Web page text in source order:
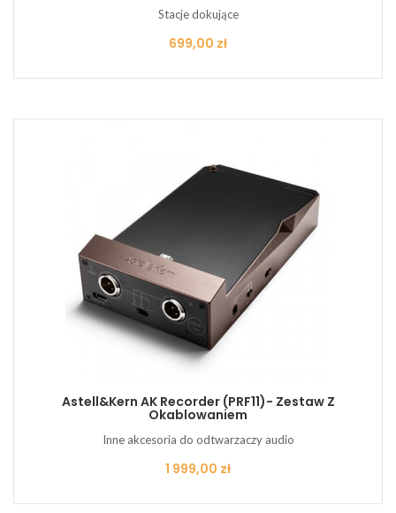
Stacje dokujące
Cena
699,00 zł
Astell&Kern AK Recorder (PRF11)- Zestaw Z
Okablowaniem
Inne akcesoria do odtwarzaczy audio
Cena
1 999,00 zł